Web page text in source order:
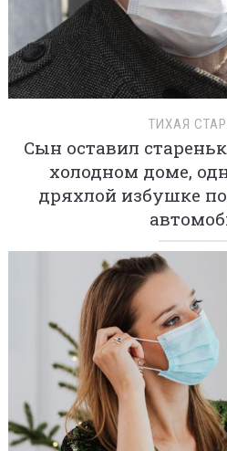
ТИХАЯ
Сын оставил
холодном доме,
дряхлой избушке